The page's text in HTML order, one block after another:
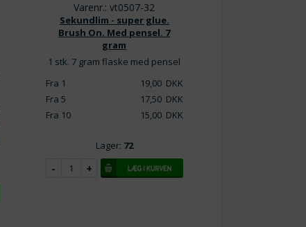
Varenr.: vt0507-32
Sekundlim - super glue.
Brush On. Med pensel. 7
gram
1 stk. 7 gram flaske med pensel
Fra 1
19,00DKK
Fra 5
17,50DKK
Fra 10
15,00DKK
Lager: 72